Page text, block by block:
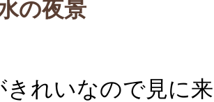
の夜景
きれいなので見に